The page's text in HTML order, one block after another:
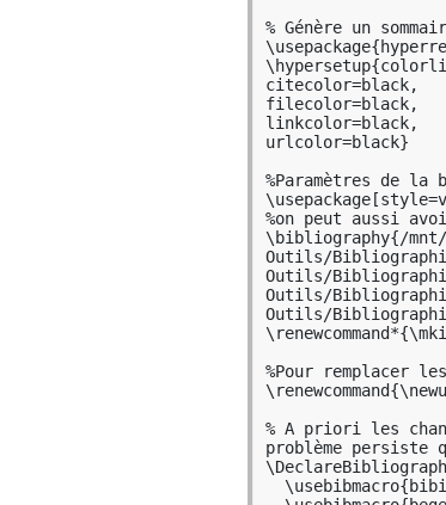
% Génère un
citecolor=black,
filecolor=black,
linkcolor=black,
urlcolor=black}
%Paramètres de la
%on peut aussi
\bibliography{/mnt/
Outils/Bibliographie/
Outils/Bibliographie/
Outils/
Outils/
%Pour remplacer
% A priori les
problème persiste